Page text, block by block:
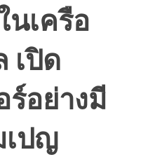
นเครือ
เปิด
อย่างมี
ปญ